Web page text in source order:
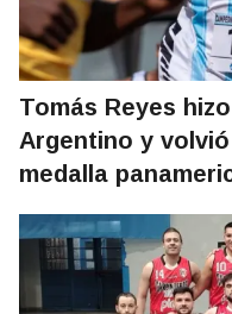
Tomás Reyes
Argentino y
medalla